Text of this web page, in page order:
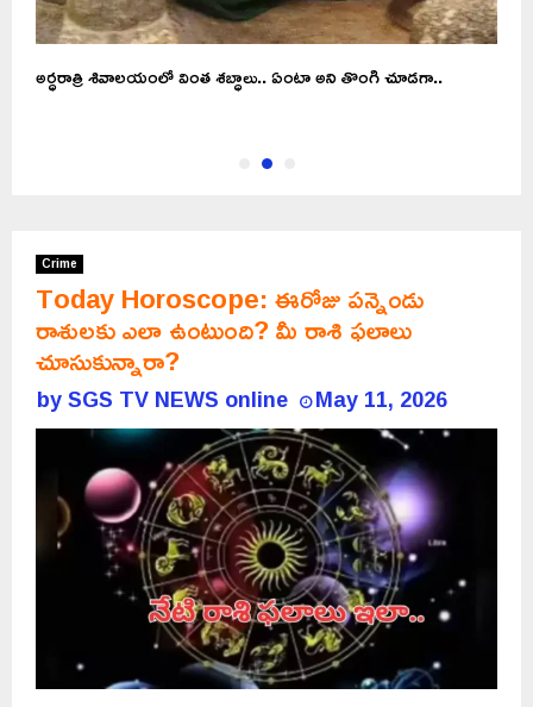
అర్ధరాత్రి శివాలయంలో వింత శబ్ధాలు.. ఏంటా అని తొంగి చూడగా..
Crime
Today Horoscope: ఈరోజు పన్నెండు
రాశులకు ఎలా ఉంటుంది? మీ రాశి ఫలాలు
చూసుకున్నారా?
bySGS TV NEWS online May 11, 2026